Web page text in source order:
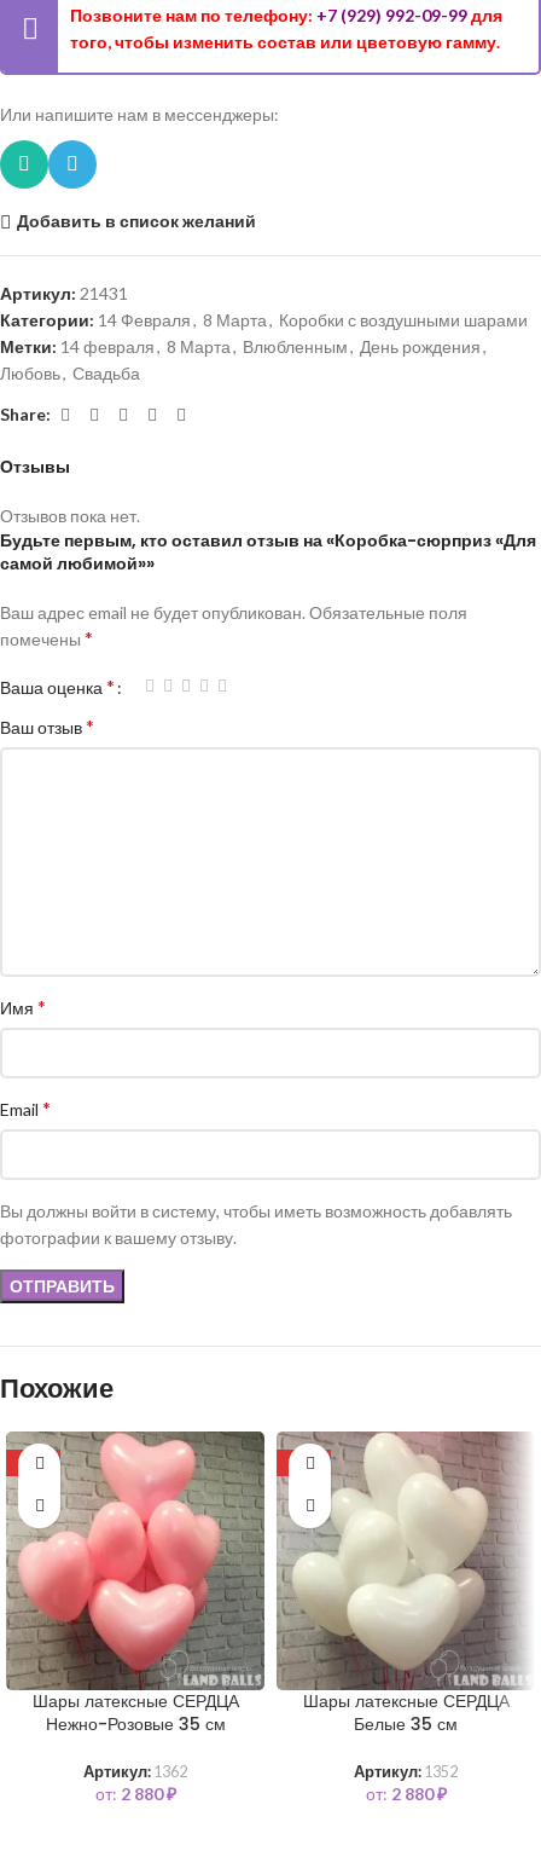
Позвоните нам по телефону: +7 (929) 992-09-99для
того, чтобы изменить состав или цветовую гамму.
Или напишите нам в мессенджеры:
Добавить в список желаний
Артикул: 21431
Категории: 14 Февраля, 8 Марта, Коробки с воздушными шарами
Метки: 14 февраля, 8 Марта, Влюбленным, День рождения,
Любовь, Свадьба
Share:
Отзывы
Отзывов пока нет.
Будьте первым, кто оставил отзыв на «Коробка-сюрприз «Для
самой любимой»»
Ваш адрес email не будет опубликован. Обязательные поля
помечены *
Ваша оценка *
Ваш отзыв*
Имя *
Email *
Вы должны войти в систему, чтобы иметь возможность добавлять
фотографии к вашему отзыву.
Похожие
-11%
Шары латексные СЕРДЦА
Нежно-Розовые 35 см
Артикул: 1362
от: 2 880₽
-11%
Шары латексные СЕРДЦА
Белые 35 см
Артикул: 1352
от: 2 880₽